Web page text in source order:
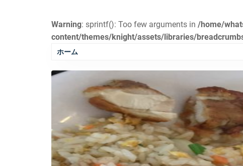
Warning: sprintf(): Too few arguments in /home/
content/themes/knight/assets/libraries/
ホーム